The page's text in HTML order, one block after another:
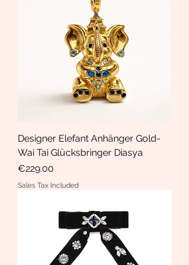
Designer Elefant Anhänger Gold-
Wai Tai Glücksbringer Diasya
Price
€229.00
Sales Tax Included